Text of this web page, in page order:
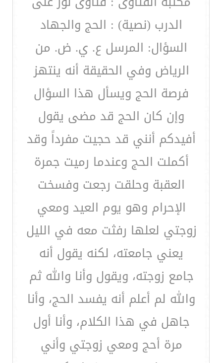
الدرب (نصية) : الحج والجهاد
السؤال: المرسل ع. ي. ض. من
الرياض وفي الحقيقة أنه ينتهز
فرصة الحج ويسأل هذا السؤال
وإن كان الحج قد مضى يقول
أفيدكم أنني قد حجيت مفرداً وقد
أكملت الحج وعندما رميت جمرة
العقبة وحلقت رجعت وفسخت
الإحرام وهو يوم العيد ومعي
زوجتي لعلها رفثت معه في الليل
يعني جامعته، لكنه يقول أنه
جامع زوجته، ويقول وأنا والله ثم
والله لم أعلم أنه يفسد الحج، وأنا
جاهل في هذا الكلام، وأنا أول
مرة أحج ومعي زوجتي وأني